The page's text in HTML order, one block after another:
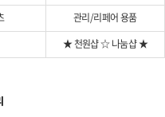
관리/리페어 용품
★ 천원샵 ☆ 나눔샵 ★